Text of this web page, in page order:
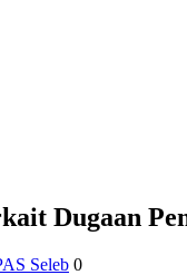
Dugaan
Seleb 0